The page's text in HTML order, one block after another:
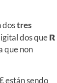
dostres
dos queR
que non
están sendo